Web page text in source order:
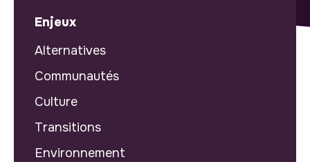
Enjeux
Alternatives
Communautés
Culture
Transitions
Environnement